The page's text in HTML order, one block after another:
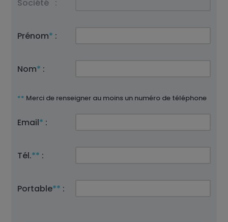
Société :
Prénom* :
Nom* :
** Merci de renseigner au moins un numéro de téléphone
Email* :
Tél.** :
Portable** :